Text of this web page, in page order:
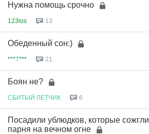
Нужна помощь срочно
123los 13
Обеденный сон:)
***Т*** 21
Боян не?
СБИТЫЙ ЛЕТЧИК 6
Посадили ублюдков, которые сожгли
парня на вечном огне